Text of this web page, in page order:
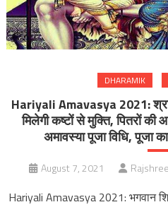
DHARAMIK
Hariyali Amavasya 2021:
मिलेगी कष्टों से मुक्ति, पितरों की
अमावस्या पूजा विधि, पूजा
August 7, 2021
Hariyali Amavasya 2021: भगवान